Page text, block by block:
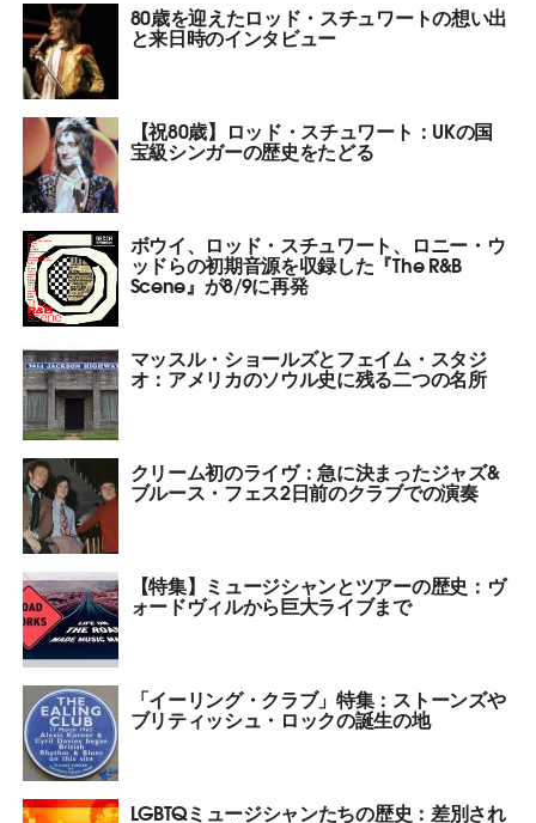
80歳を迎えたロッド・スチュワートの想い出
と来日時のインタビュー
【祝80歳】ロッド・スチュワート：UKの国
宝級シンガーの歴史をたどる
ボウイ、ロッド・スチュワート、ロニー・ウ
ッドらの初期音源を収録した『The R&B
Scene』が8/9に再発
マッスル・ショールズとフェイム・スタジ
オ：アメリカのソウル史に残る二つの名所
クリーム初のライヴ：急に決まったジャズ&
ブルース・フェス2日前のクラブでの演奏
【特集】ミュージシャンとツアーの歴史：ヴ
ォードヴィルから巨大ライブまで
「イーリング・クラブ」特集：ストーンズや
ブリティッシュ・ロックの誕生の地
LGBTQミュージシャンたちの歴史：差別され